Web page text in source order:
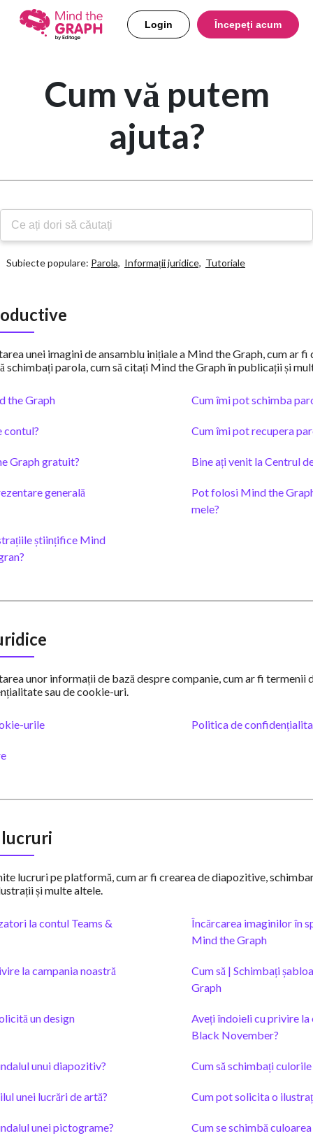
Login Începeți acum
Cum vă putem
ajuta?
Subiecte populare: Parola, Informații juridice, Tutoriale
unei imagini de ansamblu inițiale a Mind the Graph, cum ar fi
schimbați parola, cum să citați Mind the Graph în publicații și
the Graph Cum îmi pot schimba
contul? Cum îmi pot recupera
Graph gratuit? Bine ați venit la Centrul
generală
Pot folosi Mind the
mele?
științifice Mind
unor informații de bază despre companie, cum ar fi termenii
sau de cookie-uri.
urile Politica de
lucruri
lucruri pe platformă, cum ar fi crearea de diapozitive,
și multe altele.
la contul Teams &
Încărcarea imaginilor în
Mind the Graph
la campania noastră
Cum să | Schimbați
Graph
un design
Aveți îndoieli cu privire
Black November?
unui diapozitiv? Cum să schimbați
unei lucrări de artă? Cum pot solicita o
unei pictograme? Cum se schimbă